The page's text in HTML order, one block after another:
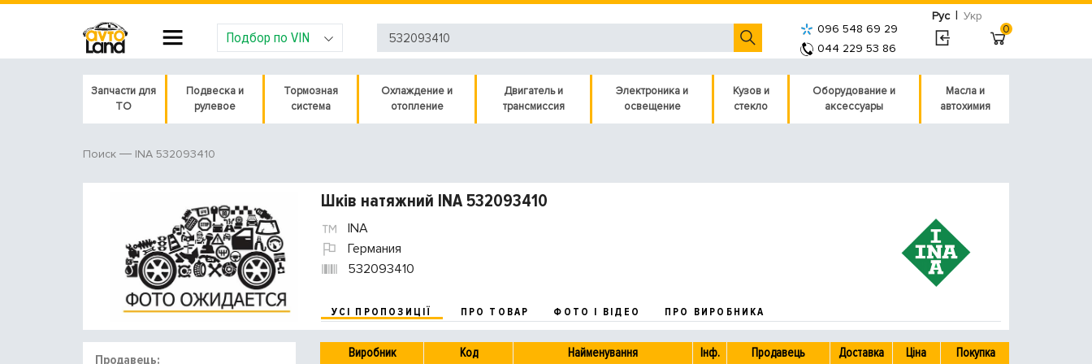
Рус | Укр
Подбор по VIN
096 548 69 29
044 229 53 86
0
Запчасти для
ТО
Подвеска и
рулевое
Тормозная
система
Охлаждение и
отопление
Двигатель и
трансмиссия
Электроника и
освещение
Кузов и
стекло
Оборудование и
аксессуары
Масла и
автохимия
Поиск INA 532093410
Шків натяжний INA 532093410
INA
Германия
532093410
УСІ ПРОПОЗИЦІЇ ПРО ТОВАР ФОТО І ВІДЕО ПРО ВИРОБНИКА
Продавець: Виробник Код Найменування Інф. Продавець Доставка Ціна Покупка